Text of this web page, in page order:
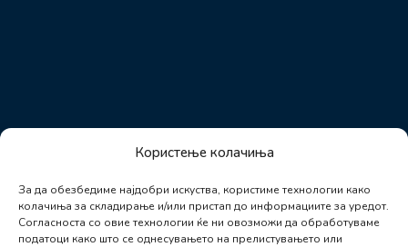
Користење колачиња
За да обезбедиме најдобри искуства, користиме технологии како
колачиња за складирање и/или пристап до информациите за уредот.
Согласноста со овие технологии ќе ни овозможи да обработуваме
податоци како што се однесувањето на прелистувањето или